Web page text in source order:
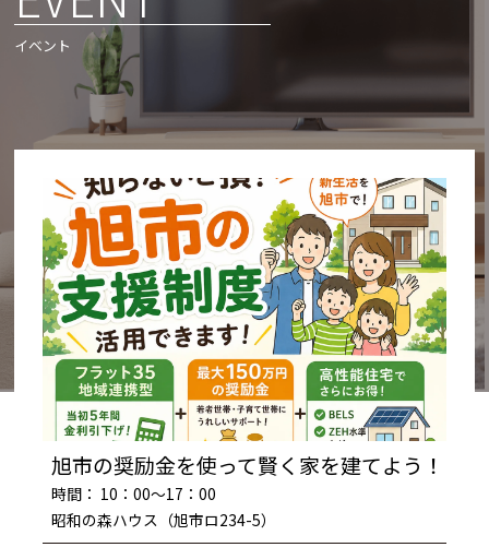
イベント
旭市の奨励金を使って賢く家を建てよう！
時間： 10：00～17：00
昭和の森ハウス（旭市ロ234-5）